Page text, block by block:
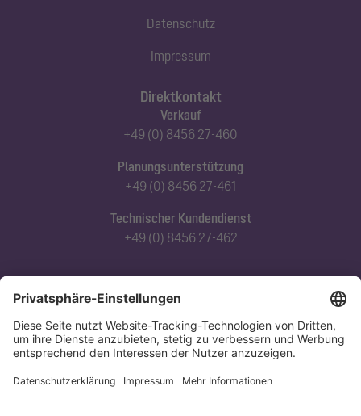
Direktkontakt
Verkauf
+49 (0) 8456 27-460
Planungsunterstützung
+49 (0) 8456 27-461
Technischer Kundendienst
+49 (0) 8456 27-462
Abonnieren Sie unseren Newsletter
Jetzt anmelden
Datenschutz
Impressum